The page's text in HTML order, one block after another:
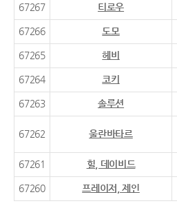
67267 티로우
67266 도모
67265 헤비
67264 코키
67263 솔루션
67262 울란바타르
67261 힐, 데이비드
67260 프레이저, 제인